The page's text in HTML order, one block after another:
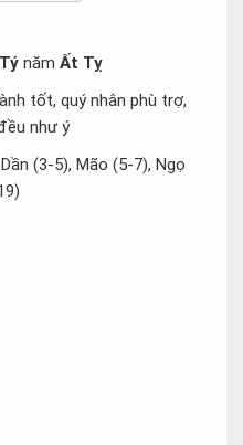
năm Ất Tỵ
tốt, quý nhân phù trợ,
như ý
(3-5), Mão (5-7), Ngọ